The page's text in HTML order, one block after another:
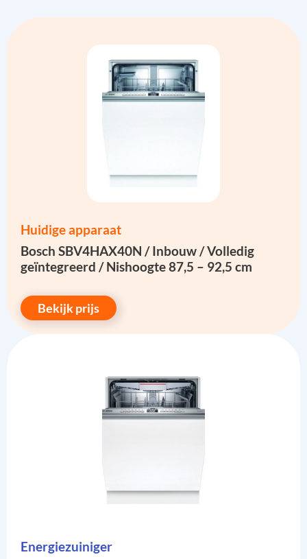
Huidige apparaat
Bosch SBV4HAX40N / Inbouw / Volledig
geïntegreerd / Nishoogte 87,5 – 92,5 cm
Bekijk prijs
Energiezuiniger